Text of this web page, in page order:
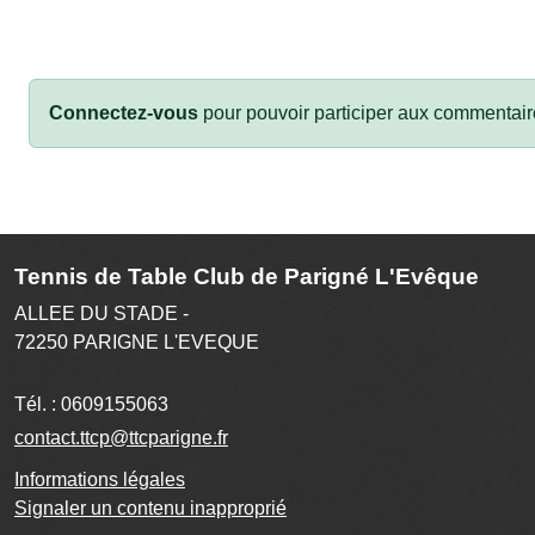
Connectez-vous pour pouvoir participer aux
Tennis de Table Club de Parigné L'Evêque
ALLEE DU STADE -
72250 PARIGNE L'EVEQUE
Tél. : 0609155063
contact.ttcp@ttcparigne.fr
Informations légales
Signaler un contenu inapproprié